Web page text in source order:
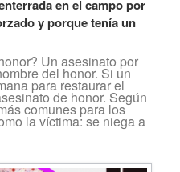
en el campo por
y porque tenía un
Un asesinato por
del honor. Si un
para restaurar el
de honor. Según
comunes para los
la víctima: se niega a